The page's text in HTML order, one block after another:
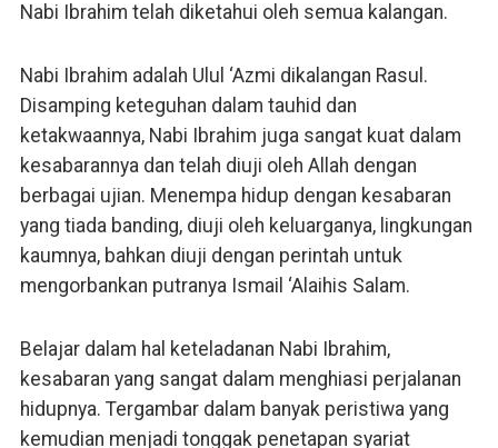
Nabi Ibrahim telah diketahui oleh semua kalangan.
Nabi Ibrahim adalah Ulul ‘Azmi dikalangan Rasul.
Disamping keteguhan dalam tauhid dan
ketakwaannya, Nabi Ibrahim juga sangat kuat dalam
kesabarannya dan telah diuji oleh Allah dengan
berbagai ujian. Menempa hidup dengan kesabaran
yang tiada banding, diuji oleh keluarganya, lingkungan
kaumnya, bahkan diuji dengan perintah untuk
mengorbankan putranya Ismail ‘Alaihis Salam.
Belajar dalam hal keteladanan Nabi Ibrahim,
kesabaran yang sangat dalam menghiasi perjalanan
hidupnya. Tergambar dalam banyak peristiwa yang
kemudian menjadi tonggak penetapan syariat